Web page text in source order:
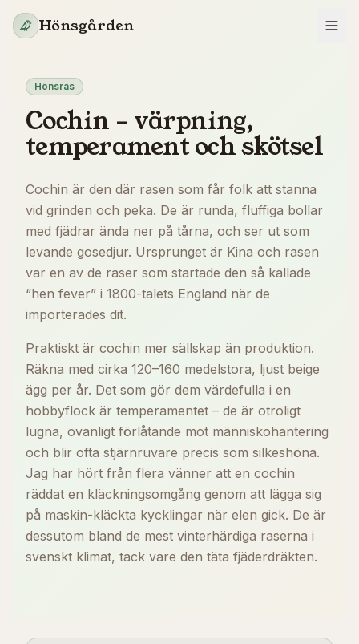
Hönsgården
Hönsras
Cochin – värpning,
temperament och skötsel
Cochin är den där rasen som får folk att stanna
vid grinden och peka. De är runda, fluffiga bollar
med fjädrar ända ner på tårna, och ser ut som
levande gosedjur. Ursprunget är Kina och rasen
var en av de raser som startade den så kallade
“hen fever” i 1800-talets England när de
importerades dit.
Praktiskt är cochin mer sällskap än produktion.
Räkna med cirka 120–160 medelstora, ljust beige
ägg per år. Det som gör dem värdefulla i en
hobbyflock är temperamentet – de är otroligt
lugna, ovanligt förlåtande mot människohantering
och blir ofta stjärnruvare precis som silkeshöna.
Jag har hört från flera vänner att en cochin
räddat en kläckningsomgång genom att lägga sig
på maskin-kläckta kycklingar när elen gick. De är
dessutom bland de mest vinterhärdiga raserna i
svenskt klimat, tack vare den täta fjäderdräkten.